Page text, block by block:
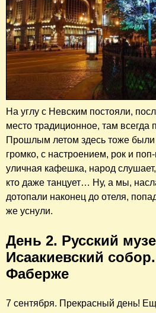
На углу с Невским постояли,
место традиционное, там всегда
Прошлым летом здесь тоже
громко, с настроением, рок и
уличная кафешка, народ слушает,
кто даже танцует… Ну, а мы,
дотопали наконец до отеля,
же уснули.
День 2. Русский
Исаакиевский
Фаберже
7 сентября. Прекрасный день!